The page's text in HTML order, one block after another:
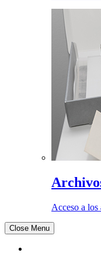
Acceso a los
Close Menu